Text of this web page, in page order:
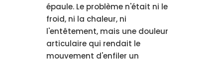
épaule. Le problème n'était ni le
froid, ni la chaleur, ni
l'entêtement, mais une douleur
articulaire qui rendait le
mouvement d'enfiler un